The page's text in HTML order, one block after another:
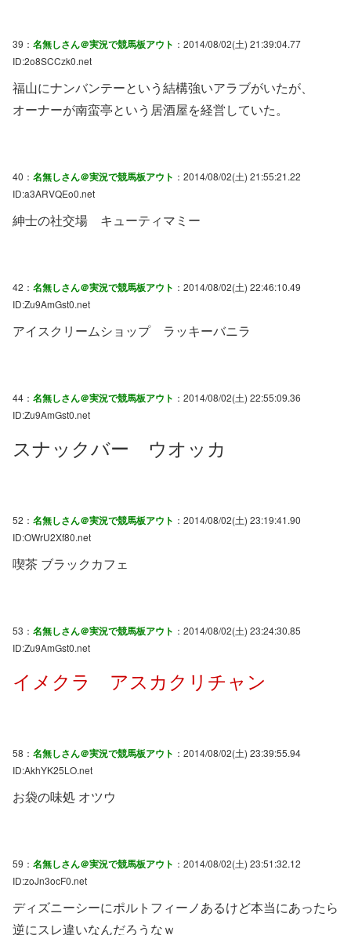
39： 名無しさん＠実況で競馬板アウト ：2014/08/02(土) 21:39:04.77
ID:2o8SCCzk0.net
福山にナンバンテーという結構強いアラブがいたが、
オーナーが南蛮亭という居酒屋を経営していた。
40： 名無しさん＠実況で競馬板アウト ：2014/08/02(土) 21:55:21.22
ID:a3ARVQEo0.net
紳士の社交場 キューティマミー
42： 名無しさん＠実況で競馬板アウト ：2014/08/02(土) 22:46:10.49
ID:Zu9AmGst0.net
アイスクリームショップ ラッキーバニラ
44： 名無しさん＠実況で競馬板アウト ：2014/08/02(土) 22:55:09.36
ID:Zu9AmGst0.net
スナックバー ウオッカ
52： 名無しさん＠実況で競馬板アウト ：2014/08/02(土) 23:19:41.90
ID:OWrU2Xf80.net
喫茶 ブラックカフェ
53： 名無しさん＠実況で競馬板アウト ：2014/08/02(土) 23:24:30.85
ID:Zu9AmGst0.net
イメクラ アスカクリチャン
58： 名無しさん＠実況で競馬板アウト ：2014/08/02(土) 23:39:55.94
ID:AkhYK25LO.net
お袋の味処 オツウ
59： 名無しさん＠実況で競馬板アウト ：2014/08/02(土) 23:51:32.12
ID:zoJn3ocF0.net
ディズニーシーにポルトフィーノあるけど本当にあったら
逆にスレ違いなんだろうなｗ